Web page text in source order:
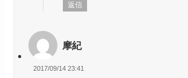
返信
摩紀
2017/09/14 23:41